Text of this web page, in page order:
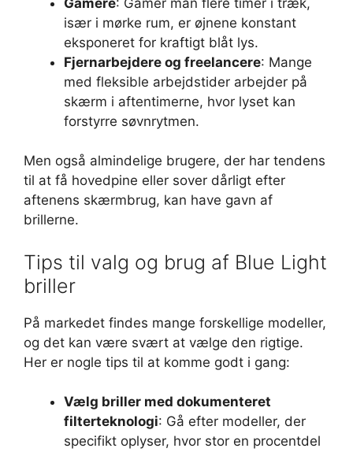
især i mørke rum, er øjnene konstant
eksponeret for kraftigt blåt lys.
Fjernarbejdere og freelancere: Mange
med fleksible arbejdstider arbejder på
skærm i aftentimerne, hvor lyset kan
forstyrre søvnrytmen.
Men også almindelige brugere, der har tendens
til at få hovedpine eller sover dårligt efter
aftenens skærmbrug, kan have gavn af
brillerne.
Tips til valg og brug af Blue Light
briller
På markedet findes mange forskellige modeller,
og det kan være svært at vælge den rigtige.
Her er nogle tips til at komme godt i gang:
Vælg briller med dokumenteret
filterteknologi: Gå efter modeller, der
specifikt oplyser, hvor stor en procentdel